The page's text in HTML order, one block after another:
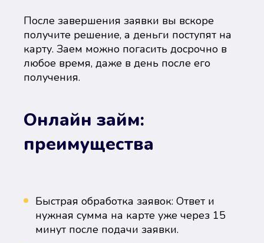
После завершения заявки вы вскоре
получите решение, а деньги поступят на
карту. Заем можно погасить досрочно в
любое время, даже в день после его
получения.
Онлайн займ:
преимущества
Быстрая обработка заявок: Ответ и
нужная сумма на карте уже через 15
минут после подачи заявки.